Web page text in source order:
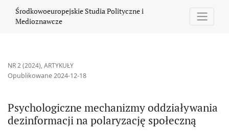
Środkowoeuropejskie Studia Polityczne i
Medioznawcze
NR 2 (2024),ARTYKUŁY
Psychologiczne mechanizmy oddziaływania
dezinformacji na polaryzację społeczną
Opublikowane 2024-12-18